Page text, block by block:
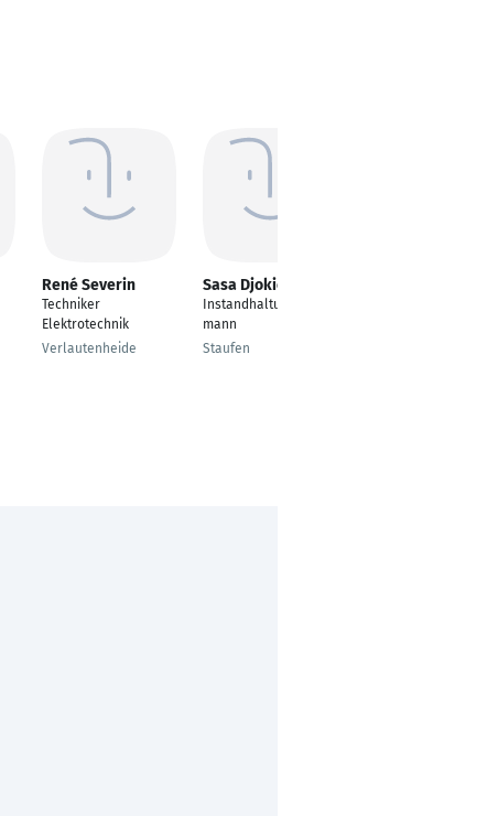
René Severin
Techniker
Elektrotechnik
Verlautenheide
Sasa Djokic
Instandhaltungsfach
mann
Staufen